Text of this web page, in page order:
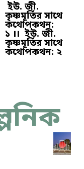
ইউ. জী.
কৃষ্ণমূর্তির সাথে
কথোপকথন:
১ ।। ইউ. জী.
কৃষ্ণমূর্তির সাথে
কথোপকথন: ২